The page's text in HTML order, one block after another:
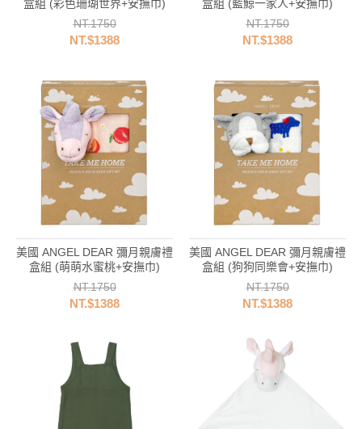
盒組 (彩色珊瑚世界+安撫巾)
NT.1750
NT.$1388
盒組 (藍鯨一家人+安撫巾)
NT.1750
NT.$1388
美國 ANGEL DEAR 彌月親膚禮
盒組 (萌萌水蜜桃+安撫巾)
NT.1750
NT.$1388
美國 ANGEL DEAR 彌月親膚禮
盒組 (狗狗同樂會+安撫巾)
NT.1750
NT.$1388